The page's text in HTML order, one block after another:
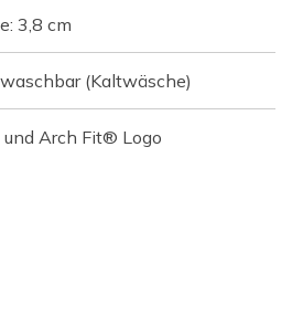
3,8 cm
(Kaltwäsche)
Arch Fit® Logo